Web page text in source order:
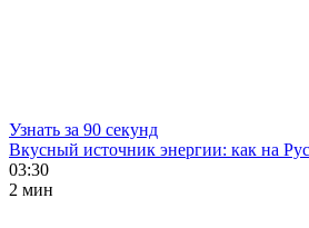
Узнать за 90 секунд
Вкусный источник энергии: как на
03:30
2 мин